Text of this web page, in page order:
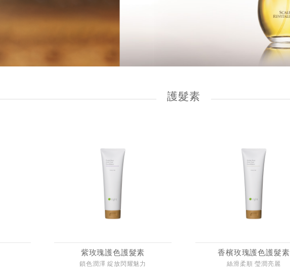
護髮素
紫玫瑰護色護髮素
鎖色潤澤 綻放閃耀魅力
香檳玫瑰護色護髮素
絲滑柔順 瑩潤亮麗